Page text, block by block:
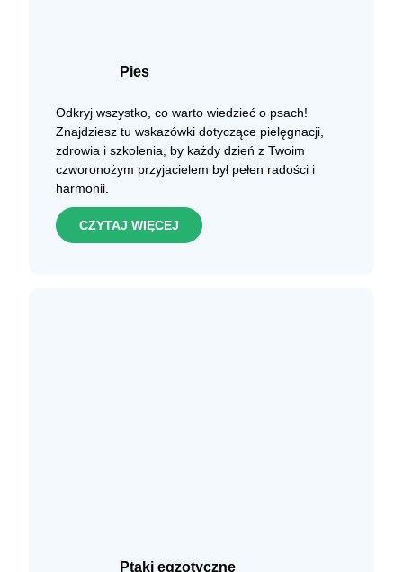
Pies
Odkryj wszystko, co warto wiedzieć o psach!
Znajdziesz tu wskazówki dotyczące pielęgnacji,
zdrowia i szkolenia, by każdy dzień z Twoim
czworonożym przyjacielem był pełen radości i
harmonii.
CZYTAJ WIĘCEJ
Ptaki egzotyczne